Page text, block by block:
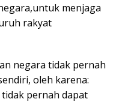
menjaga
rakyat
negara tidak pernah
oleh karena:
pernah dapat